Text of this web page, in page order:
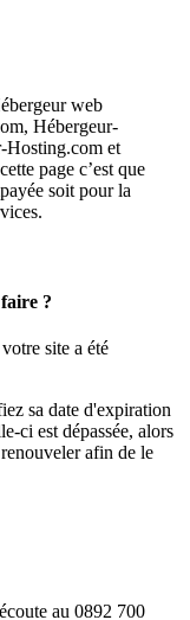
web
Hébergeur-
Hosting.com et
page c’est que
soit pour la
?
site a été
sa date d'expiration
ci est dépassée, alors
afin de le
au 0892 700